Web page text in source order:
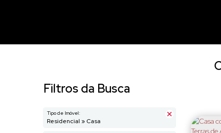
Filtros da Busca
Tipo de Imóvel:
Residencial » Casa